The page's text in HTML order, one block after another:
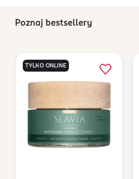
Poznaj bestsellery
TYLKO ONLINE